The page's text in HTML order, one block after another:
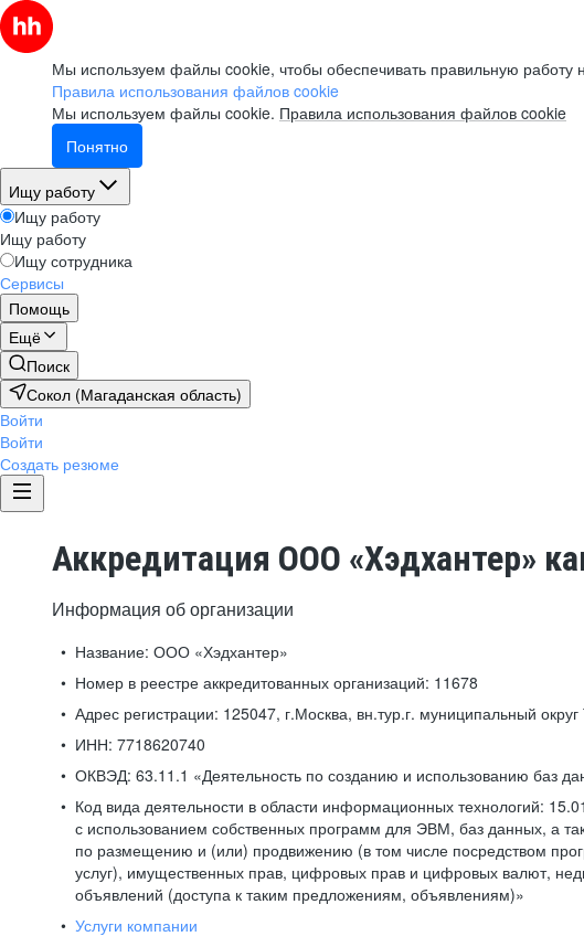
Мы используем файлы cookie, чтобы обеспечивать правильную работу
Правила использования файлов cookie
Мы используем файлы cookie. Правила использования файлов cookie
Понятно
Ищу работу
Ищу работу
Ищу работу
Ищу сотрудника
Сервисы
Помощь
Ещё
Поиск
Сокол (Магаданская область)
Войти
Войти
Создать резюме
Аккредитация ООО «Хэдхантер»
Информация об организации
Название: ООО «Хэдхантер»
Номер в реестре аккредитованных организаций: 11678
Адрес регистрации: 125047, г.Москва, вн.тур.г. муниципальный
ИНН: 7718620740
ОКВЭД: 63.11.1 «Деятельность по созданию и использованию баз
Код вида деятельности в области информационных технологий:
с использованием собственных программ для ЭВМ, баз данных, а
по размещению и (или) продвижению (в том числе посредством
услуг), имущественных прав, цифровых прав и цифровых валют,
объявлений (доступа к таким предложениям, объявлениям)»
Услуги компании